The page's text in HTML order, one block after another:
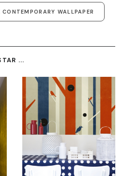
WALLPAPER
...